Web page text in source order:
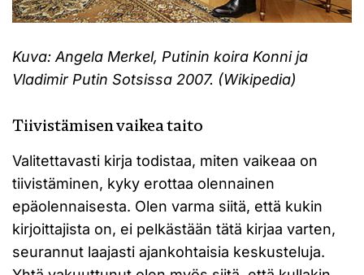
Kuva: Angela Merkel, Putinin koira Konni ja
Vladimir Putin Sotsissa 2007. (Wikipedia)
Tiivistämisen vaikea taito
Valitettavasti kirja todistaa, miten vaikeaa on
tiivistäminen, kyky erottaa olennainen
epäolennaisesta. Olen varma siitä, että kukin
kirjoittajista on, ei pelkästään tätä kirjaa varten,
seurannut laajasti ajankohtaisia keskusteluja.